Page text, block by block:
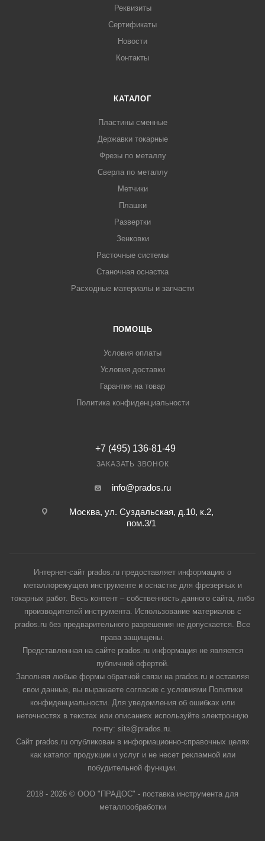
Реквизиты
Сертификаты
Новости
Контакты
КАТАЛОГ
Пластины сменные
Державки токарные
Фрезы по металлу
Сверла по металлу
Метчики
Плашки
Развертки
Зенковки
Расточные системы
Станочная оснастка
Расходные материалы и запчасти
ПОМОЩЬ
Условия оплаты
Условия доставки
Гарантия на товар
Политика конфиденциальности
+7 (495) 136-81-49
ЗАКАЗАТЬ ЗВОНОК
info@prados.ru
Москва, ул. Суздальская, д.10, к.2,
пом.3/1
Интернет-сайт prados.ru предоставляет информацию о
металлорежущем инструменте и оснастке для фрезерных и
токарных работ. Весь контент – собственность данного сайта, либо
производителей инструмента. Использование материалов с
prados.ru без предварительного разрешения не допускается. Все
права защищены.
Представленная на сайте prados.ru информация не является
публичной офертой.
Заполняя любые формы обратной связи на prados.ru и оставляя
свои данные, вы выражаете согласие с условиями Политики
конфиденциальности. Для уведомления об ошибках или
неточностях в текстах или описаниях используйте электронную
почту: site@prados.ru.
Сайт prados.ru опубликован в информационно-справочных целях
как каталог продукции и услуг и не несет рекламной или
побудительной функции.
2018 - 2026 © ООО "ПРАДОС" - поставка инструмента для
металлообработки